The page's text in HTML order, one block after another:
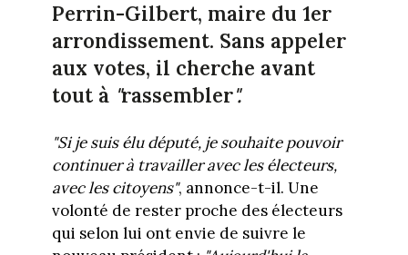
Perrin-Gilbert, maire du 1er
arrondissement. Sans appeler
aux votes, il cherche avant
tout à "rassembler".
"Si je suis élu député, je souhaite pouvoir
continuer à travailler avec les électeurs,
avec les citoyens", annonce-t-il. Une
volonté de rester proche des électeurs
qui selon lui ont envie de suivre le